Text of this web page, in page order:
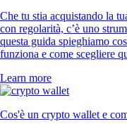
Che tu stia acquistando la
con regolarità, c’è uno
questa guida spieghiamo
funziona e come scegliere
Learn more
Cos'è un crypto wallet e